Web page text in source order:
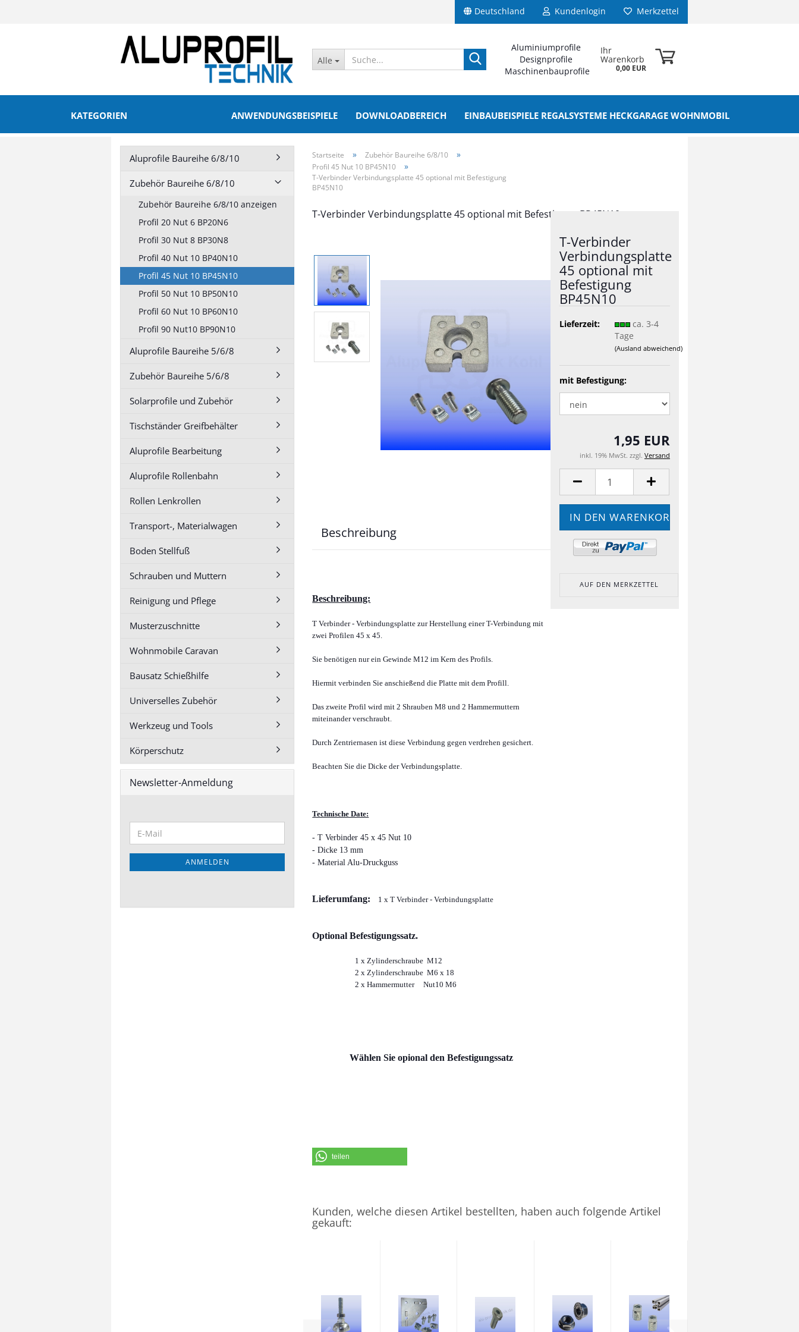
Deutschland Kundenlogin Merkzettel
Alle
Suche...
Aluminiumprofile
Designprofile
Maschinenbauprofile
Ihr
Warenkorb
0,00 EUR
ANWENDUNGSBEISPIELE DOWNLOADBEREICH EINBAUBEISPIELE REGALSYSTEME HECKGARAGE WOHNMOBIL
KATEGORIEN
Aluprofile Baureihe 6/8/10
Profil 60 Nut 10
Zubehör Baureihe 6/8/10
Profil 20 Nut 6 BP20N6
Profil 30 Nut 8 BP30N8
Profil 40 Nut 10 BP40N10
Profil 45 Nut 10 BP45N10
Profil 50 Nut 10 BP50N10
Profil 60 Nut 10 BP60N10
Aluprofile Baureihe 5/6/8
anzeigen
Profil 20 Nut 5
Zubehör Baureihe 5/6/8
Aluprofile Bearbeitung
Serviceleistung
Serviceleistung Gewinde
Lenkrollen Transportrollen
Transport-, Materialwagen
Transportwagen Bausatz
Tischständer für
Boden Stellfuß anzeigen
Stellfüße
Schrauben und Muttern
anzeigen
Zylinderschrauben DIN 912
Profil Schrauben
Muttern / Bundmutter
Schraubösen - Ringschraube
Gewindestift mit
anzeigen
Camper Kasten Van Euro Box
Module
Einbau Regal Wohnmobil für
Modul
Startseite » Zubehör Baureihe 6/8/10 »
Profil 45 Nut 10 BP45N10 »
T-Verbinder Verbindungsplatte 45 optional mit Befestigung
BP45N10
T-Verbinder Verbindungsplatte 45 optional mit Befestigung BP45N10
T-Verbinder
Verbindungsplatte
45 optional mit
Befestigung
BP45N10
Lieferzeit:
ca. 3-4
Tage
(Ausland abweichend)
mit Befestigung:
1,95 EUR
inkl. 19% MwSt. zzgl. Versand
AUF DEN MERKZETTEL
Beschreibung
Beschreibung:
T Verbinder - Verbindungsplatte zur Herstellung einer T-Verbindung mit
zwei Profilen 45 x 45.
Sie benötigen nur ein Gewinde M12 im Kern des Profils.
Hiermit verbinden Sie anschießend die Platte mit dem Profill.
Das zweite Profil wird mit 2 Shrauben M8 und 2 Hammermuttern
miteinander verschraubt.
Durch Zentriernasen ist diese Verbindung gegen verdrehen gesichert.
Beachten Sie die Dicke der Verbindungsplatte.
Technische Date:
- T Verbinder 45 x 45 Nut 10
- Dicke 13 mm
- Material Alu-Druckguss
Lieferumfang: 1 x T Verbinder - Verbindungsplatte
Optional Befestigungssatz.
1 x Zylinderschraube M12
2 x Zylinderschraube M6 x 18
2 x Hammermutter Nut10 M6
Wählen Sie opional den Befestigungssatz
teilen
Kunden, welche diesen Artikel bestellten, haben auch folgende Artikel
gekauft:
Aluprofile Baureihe 6/8/10
Zubehör Baureihe 6/8/10
Zubehör Baureihe 6/8/10 anzeigen
Profil 20 Nut 6 BP20N6
Profil 30 Nut 8 BP30N8
Profil 40 Nut 10 BP40N10
Profil 45 Nut 10 BP45N10
Profil 50 Nut 10 BP50N10
Profil 60 Nut 10 BP60N10
Profil 90 Nut10 BP90N10
Aluprofile Baureihe 5/6/8
Zubehör Baureihe 5/6/8
Solarprofile und Zubehör
Tischständer Greifbehälter
Aluprofile Bearbeitung
Aluprofile Rollenbahn
Rollen Lenkrollen
Transport-, Materialwagen
Boden Stellfuß
Schrauben und Muttern
Reinigung und Pflege
Musterzuschnitte
Wohnmobile Caravan
Bausatz Schießhilfe
Universelles Zubehör
Werkzeug und Tools
Körperschutz
Newsletter-Anmeldung
ZUR
NEWSLETTER-
E-
Mail
ANMELDEN